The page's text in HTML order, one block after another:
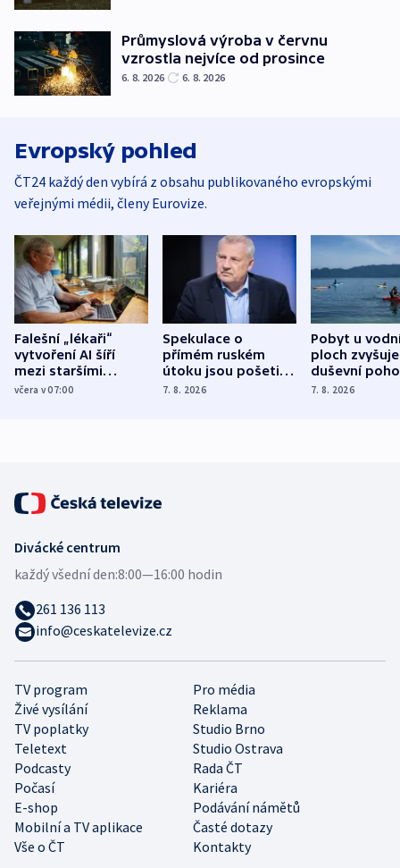
Průmyslová výroba v červnu
vzrostla nejvíce od prosince
6. 8. 2026 6. 8. 2026
Evropský pohled
ČT24 každý den vybírá z obsahu publikovaného evropskými
veřejnými médii, členy Eurovize.
Falešní „lékaři“
vytvoření AI šíří
mezi staršími
Poláky nebezpečné
včera v 07:00
Spekulace o
přímém ruském
útoku jsou pošetilé,
míní estonský
7. 8. 2026
Pobyt u
ploch zvyšuje
duševní
ukázala
7. 8. 2026
TV program
Pro média
Živé vysílání
Reklama
TV poplatky
Studio Brno
Teletext
Studio Ostrava
Podcasty
Rada ČT
Počasí
Kariéra
E-shop
Podávání námětů
Mobilní a TV aplikace
Časté dotazy
Vše o ČT
Kontakty
Divácké centrum
každý všední den:8:00—16:00 hodin
261 136 113
info@ceskatelevize.cz